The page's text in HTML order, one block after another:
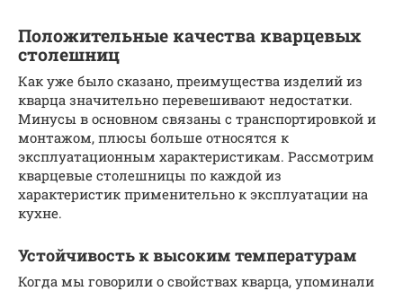
Положительные качества кварцевых
столешниц
Как уже было сказано, преимущества изделий из
кварца значительно перевешивают недостатки.
Минусы в основном связаны с транспортировкой и
монтажом, плюсы больше относятся к
эксплуатационным характеристикам. Рассмотрим
кварцевые столешницы по каждой из
характеристик применительно к эксплуатации на
кухне.
Устойчивость к высоким температурам
Когда мы говорили о свойствах кварца, упоминали